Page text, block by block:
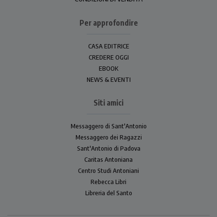
Per approfondire
CASA EDITRICE
CREDERE OGGI
EBOOK
NEWS & EVENTI
Siti amici
Messaggero di Sant'Antonio
Messaggero dei Ragazzi
Sant'Antonio di Padova
Caritas Antoniana
Centro Studi Antoniani
Rebecca Libri
Libreria del Santo